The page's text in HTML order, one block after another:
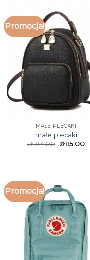
Promocja!
MAŁE PLECAKI
małe plecaki
zł184.00 zł115.00
Promocja!